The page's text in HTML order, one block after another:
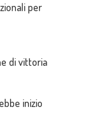
per
di vittoria
inizio